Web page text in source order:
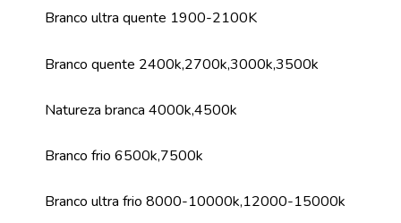
Branco ultra quente 1900-2100K
Branco quente 2400k,2700k,3000k,3500k
Natureza branca 4000k,4500k
Branco frio 6500k,7500k
Branco ultra frio 8000-10000k,12000-15000k